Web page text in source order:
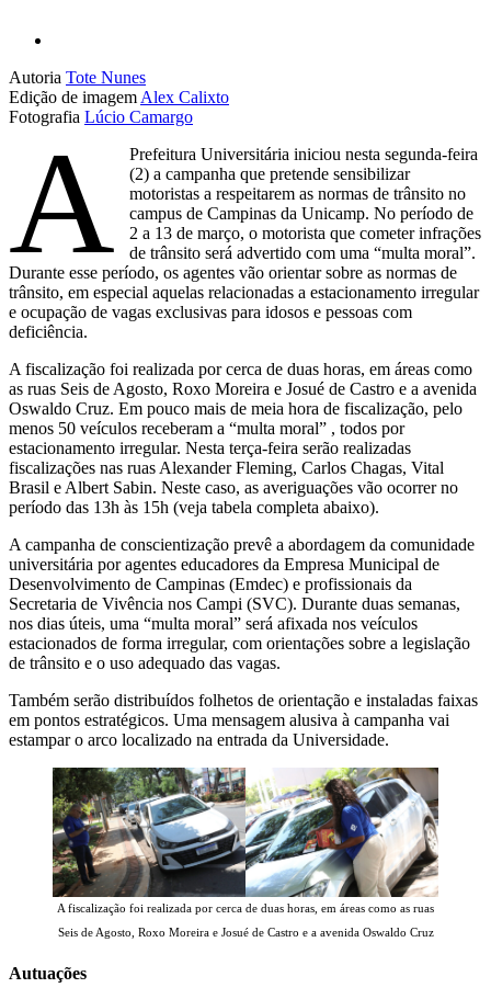
Autoria Tote Nunes
Edição de imagem Alex Calixto
Fotografia Lúcio Camargo
A
Prefeitura Universitária iniciou nesta segunda-feira
(2) a campanha que pretende sensibilizar
motoristas a respeitarem as normas de trânsito no
campus de Campinas da Unicamp. No período de
2 a 13 de março, o motorista que cometer infrações
de trânsito será advertido com uma “multa moral”.
Durante esse período, os agentes vão orientar sobre as normas de
trânsito, em especial aquelas relacionadas a estacionamento irregular
e ocupação de vagas exclusivas para idosos e pessoas com
deficiência.
A fiscalização foi realizada por cerca de duas horas, em áreas como
as ruas Seis de Agosto, Roxo Moreira e Josué de Castro e a avenida
Oswaldo Cruz. Em pouco mais de meia hora de fiscalização, pelo
menos 50 veículos receberam a “multa moral” , todos por
estacionamento irregular. Nesta terça-feira serão realizadas
fiscalizações nas ruas Alexander Fleming, Carlos Chagas, Vital
Brasil e Albert Sabin. Neste caso, as averiguações vão ocorrer no
período das 13h às 15h (veja tabela completa abaixo).
A campanha de conscientização prevê a abordagem da comunidade
universitária por agentes educadores da Empresa Municipal de
Desenvolvimento de Campinas (Emdec) e profissionais da
Secretaria de Vivência nos Campi (SVC). Durante duas semanas,
nos dias úteis, uma “multa moral” será afixada nos veículos
estacionados de forma irregular, com orientações sobre a legislação
de trânsito e o uso adequado das vagas.
Também serão distribuídos folhetos de orientação e instaladas faixas
em pontos estratégicos. Uma mensagem alusiva à campanha vai
estampar o arco localizado na entrada da Universidade.
A fiscalização foi realizada por cerca de duas horas, em áreas como as ruas
Seis de Agosto, Roxo Moreira e Josué de Castro e a avenida Oswaldo Cruz
Autuações